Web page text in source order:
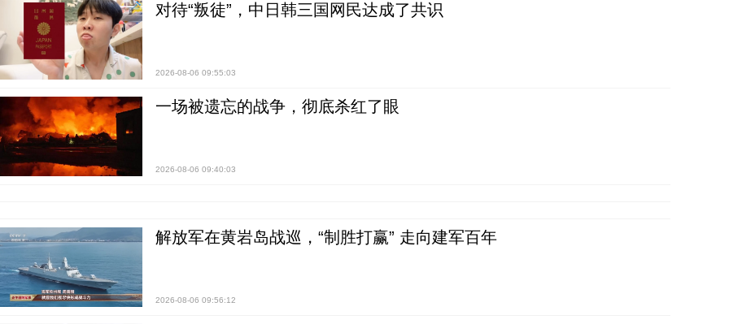
对待“叛徒”，中日韩三国网民达成了共识
2026-08-06 09:55:03
一场被遗忘的战争，彻底杀红了眼
2026-08-06 09:40:03
解放军在黄岩岛战巡，“制胜打赢” 走向建军百年
2026-08-06 09:56:12